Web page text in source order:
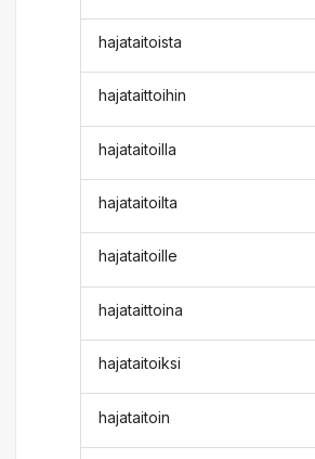
hajataitoista
hajataittoihin
hajataitoilla
hajataitoilta
hajataitoille
hajataittoina
hajataitoiksi
hajataitoin